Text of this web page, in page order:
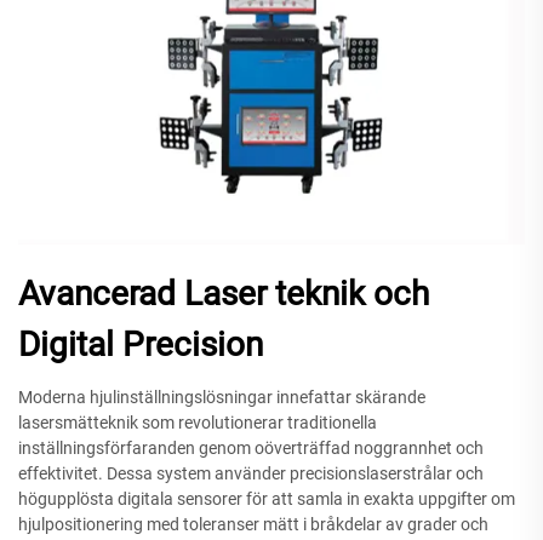
Avancerad Laser teknik och
Digital Precision
Moderna hjulinställningslösningar innefattar skärande
lasersmätteknik som revolutionerar traditionella
inställningsförfaranden genom oöverträffad noggrannhet och
effektivitet. Dessa system använder precisionslaserstrålar och
högupplösta digitala sensorer för att samla in exakta uppgifter om
hjulpositionering med toleranser mätt i bråkdelar av grader och